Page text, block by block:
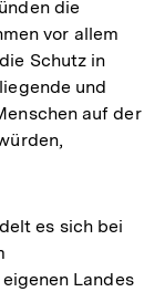
die
vor allem
Schutz in
und
auf der
es sich bei
Landes